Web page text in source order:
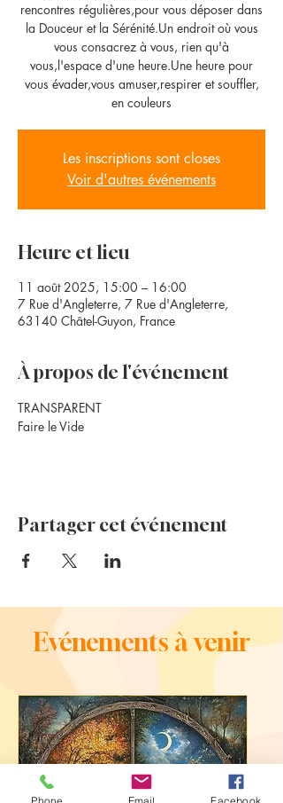
rencontres régulières,pour vous déposer dans
la Douceur et la Sérénité.Un endroit où vous
vous consacrez à vous, rien qu'à
vous,l'espace d'une heure.Une heure pour
vous évader,vous amuser,respirer et souffler,
en couleurs
Les inscriptions sont closes
Voir d'autres événements
Heure et lieu
11 août 2025, 15:00 – 16:00
7 Rue d'Angleterre, 7 Rue d'Angleterre,
63140 Châtel-Guyon, France
À propos de l'événement
TRANSPARENT
Faire le Vide
Partager cet événement
Evénements à venir
Phone Email Facebook